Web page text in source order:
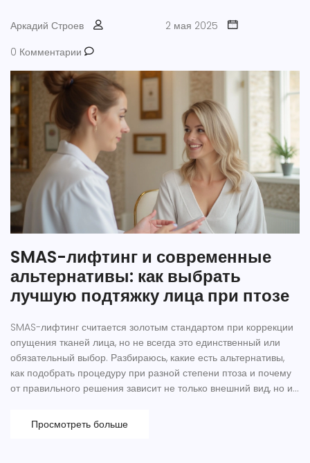
Аркадий Строев
2 мая 2025
0 Комментарии
SMAS-лифтинг и современные
альтернативы: как выбрать
лучшую подтяжку лица при птозе
SMAS-лифтинг считается золотым стандартом при коррекции
опущения тканей лица, но не всегда это единственный или
обязательный выбор. Разбираюсь, какие есть альтернативы,
как подобрать процедуру при разной степени птоза и почему
от правильного решения зависит не только внешний вид, но и
— всё, что нужно, чтобы понять, какой lifting подойдет именно
вам. Актуальные методы, личный опыт пациентов и научные
Просмотреть больше